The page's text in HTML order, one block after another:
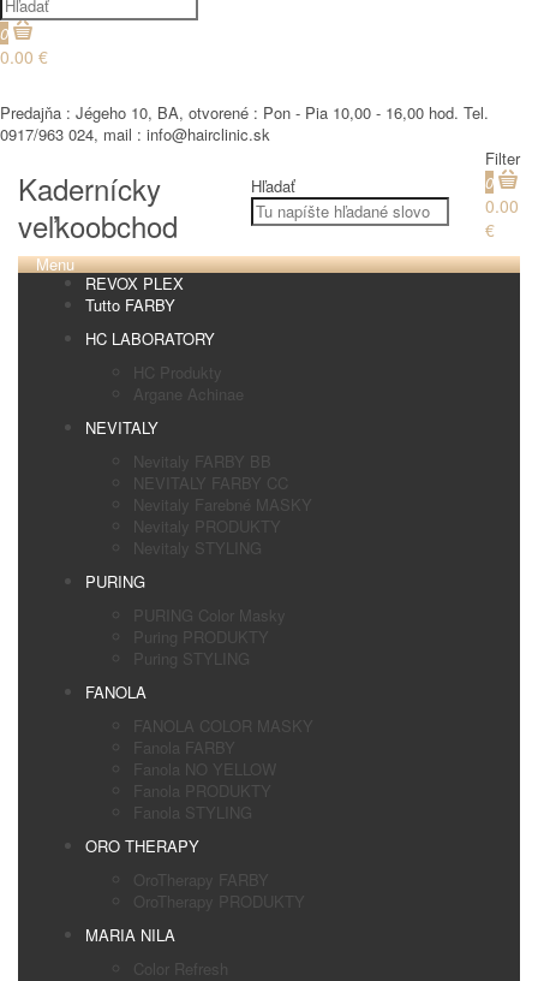
0
0.00 €
Predajňa : Jégeho 10, BA, otvorené : Pon - Pia 10,00 - 16,00 hod. Tel.
0917/963 024, mail : info@hairclinic.sk
Kadernícky
veľkoobchod
Hľadať
Filter
0
0.00
€
Menu
REVOX PLEX
Tutto FARBY
HC LABORATORY
HC Produkty
Argane Achinae
NEVITALY
Nevitaly FARBY BB
NEVITALY FARBY CC
Nevitaly Farebné MASKY
Nevitaly PRODUKTY
Nevitaly STYLING
PURING
PURING Color Masky
Puring PRODUKTY
Puring STYLING
FANOLA
FANOLA COLOR MASKY
Fanola FARBY
Fanola NO YELLOW
Fanola PRODUKTY
Fanola STYLING
ORO THERAPY
OroTherapy FARBY
OroTherapy PRODUKTY
MARIA NILA
Color Refresh